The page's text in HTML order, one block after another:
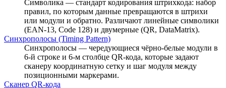
Символика — стандарт кодирования штрихкода: набор
правил, по которым данные превращаются в штрихи
или модули и обратно. Различают линейные символики
(EAN-13, Code 128) и двумерные (QR, DataMatrix).
Синхрополосы (Timing Pattern)
Синхрополосы — чередующиеся чёрно-белые модули в
6-й строке и 6-м столбце QR-кода, которые задают
сканеру координатную сетку и шаг модуля между
позиционными маркерами.
Сканер QR-кода